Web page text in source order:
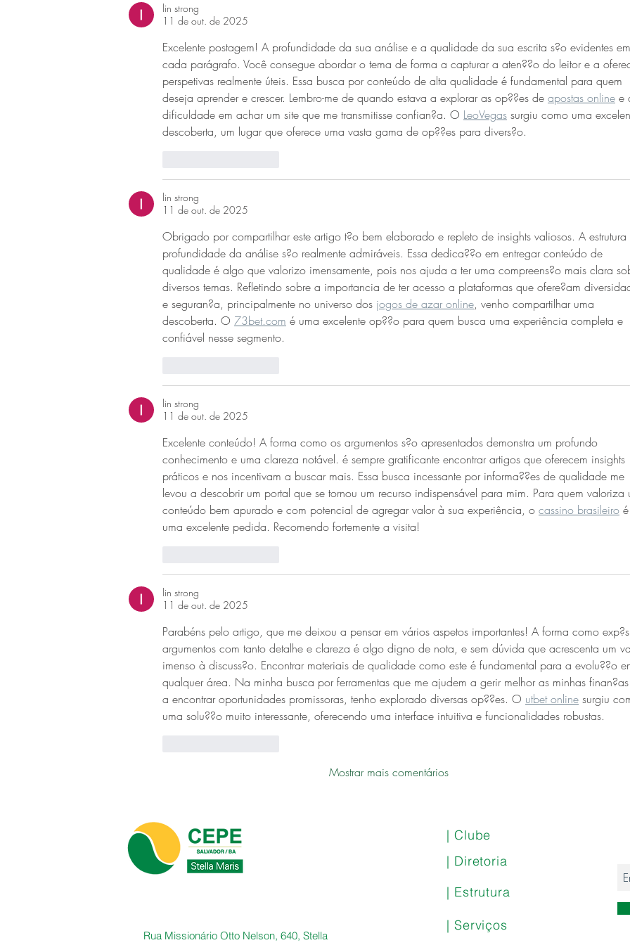
lin strong
11 de out. de 2025
Excelente postagem! A profundidade da sua análise e a qualidade da sua escrita s?o evidentes
cada parágrafo. Você consegue abordar o tema de forma a capturar a aten??o do leitor e a
perspetivas realmente úteis. Essa busca por conteúdo de alta qualidade é fundamental para quem
deseja aprender e crescer. Lembro-me de quando estava a explorar as op??es de apostas online e
dificuldade em achar um site que me transmitisse confian?a. O LeoVegas surgiu como uma
descoberta, um lugar que oferece uma vasta gama de op??es para divers?o.
lin strong
11 de out. de 2025
Obrigado por compartilhar este artigo t?o bem elaborado e repleto de insights valiosos. A
profundidade da análise s?o realmente admiráveis. Essa dedica??o em entregar conteúdo de
qualidade é algo que valorizo imensamente, pois nos ajuda a ter uma compreens?o mais clara
diversos temas. Refletindo sobre a importancia de ter acesso a plataformas que ofere?am
e seguran?a, principalmente no universo dos jogos de azar online, venho compartilhar uma
descoberta. O 73bet.com é uma excelente op??o para quem busca uma experiência completa e
confiável nesse segmento.
lin strong
11 de out. de 2025
Excelente conteúdo! A forma como os argumentos s?o apresentados demonstra um profundo
conhecimento e uma clareza notável. é sempre gratificante encontrar artigos que oferecem insights
práticos e nos incentivam a buscar mais. Essa busca incessante por informa??es de qualidade me
levou a descobrir um portal que se tornou um recurso indispensável para mim. Para quem
conteúdo bem apurado e com potencial de agregar valor à sua experiência, o cassino brasileiro
uma excelente pedida. Recomendo fortemente a visita!
lin strong
11 de out. de 2025
Parabéns pelo artigo, que me deixou a pensar em vários aspetos importantes! A forma como
argumentos com tanto detalhe e clareza é algo digno de nota, e sem dúvida que acrescenta um
imenso à discuss?o. Encontrar materiais de qualidade como este é fundamental para a evolu??o
qualquer área. Na minha busca por ferramentas que me ajudem a gerir melhor as minhas
a encontrar oportunidades promissoras, tenho explorado diversas op??es. O utbet online surgiu
uma solu??o muito interessante, oferecendo uma interface intuitiva e funcionalidades robustas.
Mostrar mais comentários
Rua Missionário Otto Nelson, 640, Stella
| Clube
| Diretoria
| Estrutura
| Serviços